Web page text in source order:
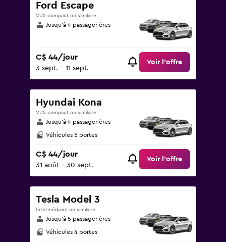
Ford Escape
VUS compact ou similaire
Jusqu’à 4 passager·ères
C$ 44/jour
3 sept. - 11 sept.
Voir l’offre
Hyundai Kona
VUS compact ou similaire
Jusqu’à 4 passager·ères
Véhicules 5 portes
C$ 44/jour
31 août - 30 sept.
Voir l’offre
Tesla Model 3
Intermédiaire ou similaire
Jusqu’à 5 passager·ères
Véhicules 4 portes